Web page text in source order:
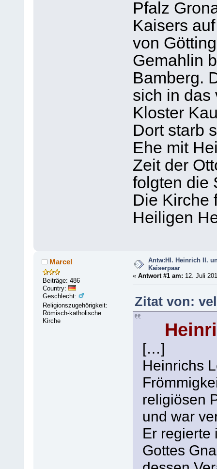
Pfalz
Kaisers
von
Gemahlin
Bamberg.
sich in das
Kloster
Dort starb
Ehe mit
Zeit der
folgten die
Die Kirche
Heiligen
Marcel
Beiträge: 486
Country:
Geschlecht:
Religionszugehörigkeit:
Römisch-katholische
Kirche
Antw:Hl. Heinrich II.
Kaiserpaar
« Antwort #1 am: 12. Juli
Zitat von:
[…]
Heinrichs
religiösen
und war
Er regierte
Gottes